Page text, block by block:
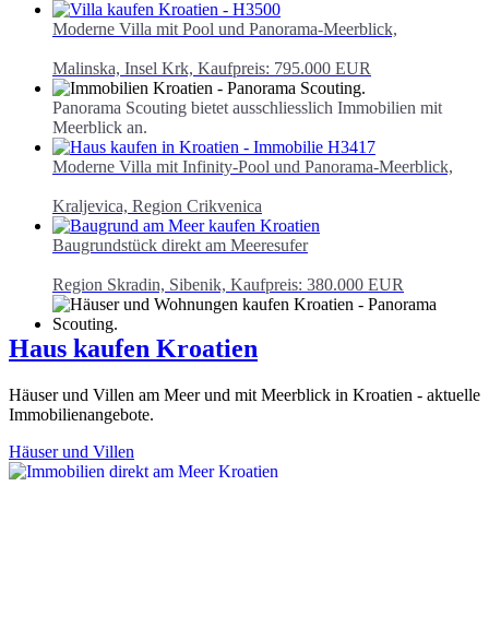
Moderne Villa mit Pool und Panorama-Meerblick,
Malinska, Insel Krk, Kaufpreis: 795.000 EUR
Panorama Scouting bietet ausschliesslich Immobilien mit
Meerblick an.
Moderne Villa mit Infinity-Pool und Panorama-Meerblick,
Kraljevica, Region Crikvenica
Baugrundstück direkt am Meeresufer
Region Skradin, Sibenik, Kaufpreis: 380.000 EUR
Haus kaufen Kroatien
Häuser und Villen am Meer und mit Meerblick in Kroatien - aktuelle
Immobilienangebote.
Häuser und Villen